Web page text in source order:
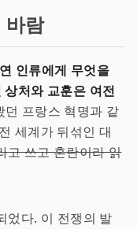
바람
인류에게 무엇을
처와 교훈은 여전
프랑스 혁명과 같
세계가 뒤섞인 대
고 쓰고 혼란이라 읽
었다. 이 전쟁의 발